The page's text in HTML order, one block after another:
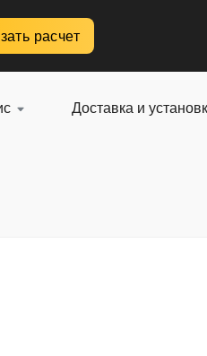
расчет
Доставка и